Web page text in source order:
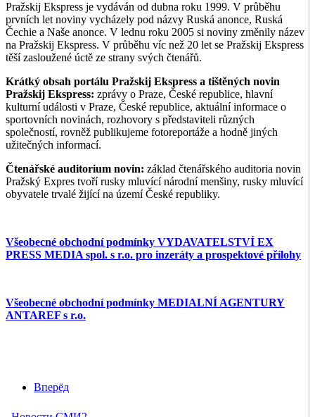
Pražskij Ekspress je vydáván od dubna roku 1999. V průběhu
prvních let noviny vycházely pod názvy Ruská anonce, Ruská
Čechie a Naše anonce. V lednu roku 2005 si noviny změnily název
na Pražskij Ekspress. V průběhu víc než 20 let se Pražskij Ekspress
těší zasloužené úctě ze strany svých čtenářů.
Krátký obsah portálu Pražskij Ekspress a tištěných novin
Pražskij Ekspress: zprávy o Praze, České republice, hlavní
kulturní události v Praze, České republice, aktuální informace o
sportovních novinách, rozhovory s představiteli různých
společností, rovněž publikujeme fotoreportáže a hodně jiných
užitečných informací.
Čtenářské auditorium novin: základ čtenářského auditoria novin
Pražský Expres tvoří rusky mluvící národní menšiny, rusky mluvící
obyvatele trvalé žijící na území České republiky.
Všeobecné obchodní podmínky VYDAVATELSTVÍ EX
PRESS MEDIA spol. s r.o. pro inzeráty a prospektové přílohy
Všeobecné obchodní podmínky MEDIALNÍ AGENTURY
ANTAREF s r.o.
Вперёд